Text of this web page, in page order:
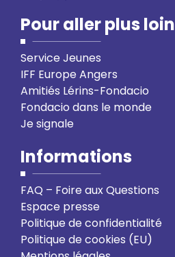
Pour aller plus loin
Service Jeunes
IFF Europe Angers
Amitiés Lérins-Fondacio
Fondacio dans le monde
Je signale
Informations
FAQ – Foire aux Questions
Espace presse
Politique de confidentialité
Politique de cookies (EU)